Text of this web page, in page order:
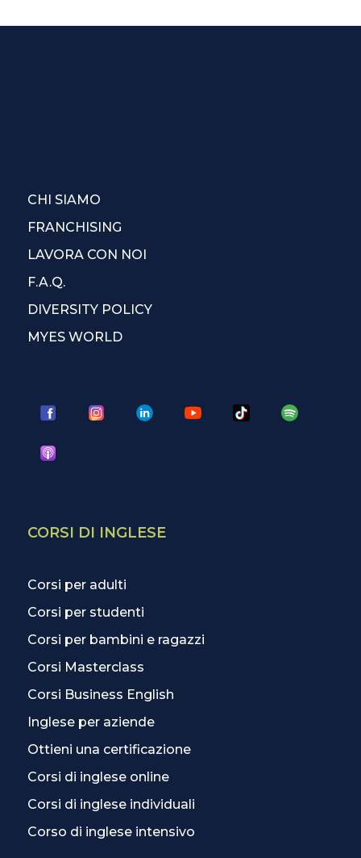
CHI SIAMO
FRANCHISING
LAVORA CON NOI
F.A.Q.
DIVERSITY POLICY
MYES WORLD
CORSI DI INGLESE
Corsi per adulti
Corsi per studenti
Corsi per bambini e ragazzi
Corsi Masterclass
Corsi Business English
Inglese per aziende
Ottieni una certificazione
Corsi di inglese online
Corsi di inglese individuali
Corso di inglese intensivo